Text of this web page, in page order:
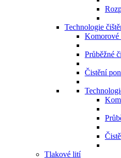
Technologie
Komorové
Průběžné
Čistění
Tlakové lití